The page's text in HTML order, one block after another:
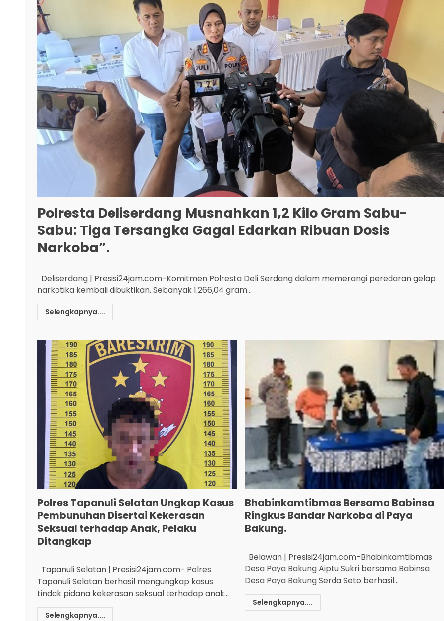
Polresta Deliserdang Musnahkan 1,2 Kilo Gram Sabu-
Sabu: Tiga Tersangka Gagal Edarkan Ribuan Dosis
Narkoba”.
Deliserdang | Presisi24jam.com-Komitmen Polresta Deli Serdang dalam memerangi peredaran gelap
narkotika kembali dibuktikan. Sebanyak 1.266,04 gram...
Selengkapnya....
Polres Tapanuli Selatan Ungkap Kasus
Pembunuhan Disertai Kekerasan
Seksual terhadap Anak, Pelaku
Ditangkap
Tapanuli Selatan | Presisi24jam.com- Polres
Tapanuli Selatan berhasil mengungkap kasus
tindak pidana kekerasan seksual terhadap anak...
Selengkapnya....
Bhabinkamtibmas Bersama Babinsa
Ringkus Bandar Narkoba di Paya
Bakung.
Belawan | Presisi24jam.com-Bhabinkamtibmas
Desa Paya Bakung Aiptu Sukri bersama Babinsa
Desa Paya Bakung Serda Seto berhasil...
Selengkapnya....